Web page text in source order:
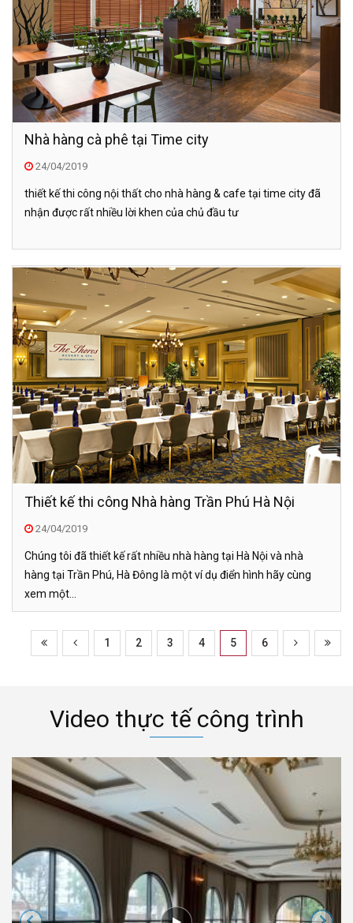
Nhà hàng cà phê tại Time city
24/04/2019
thiết kế thi công nội thất cho nhà hàng & cafe tại time city đã
nhận được rất nhiều lời khen của chủ đầu tư
Thiết kế thi công Nhà hàng Trần Phú Hà Nội
24/04/2019
Chúng tôi đã thiết kế rất nhiều nhà hàng tại Hà Nội và nhà
hàng tại Trần Phú, Hà Đông là một ví dụ điển hình hãy cùng
xem một...
1 2 3 4 5 6
Video thực tế công trình